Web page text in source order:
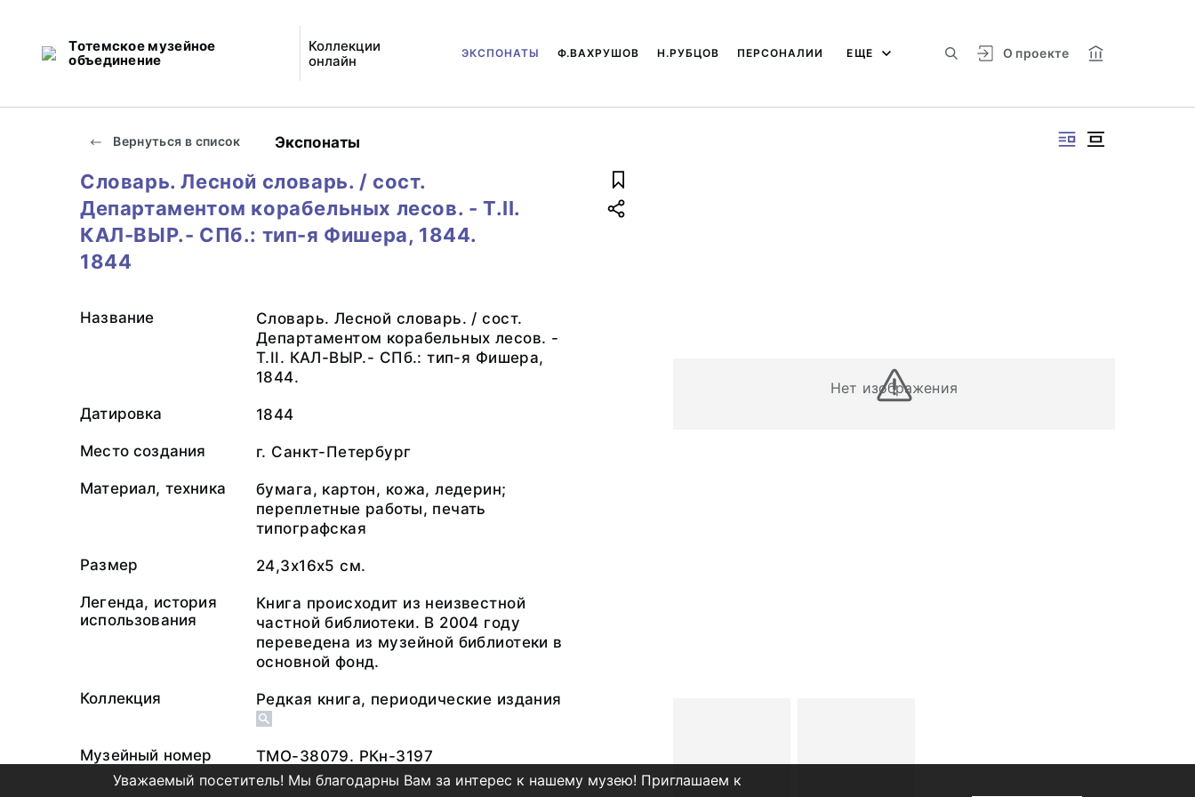
Тотемское музейное
объединение
Коллекции
онлайн
О проекте
ЭКСПОНАТЫ Ф.ВАХРУШОВ Н.РУБЦОВ ПЕРСОНАЛИИ ЕЩЕ
Вернуться в список Экспонаты
Нет изображения
Словарь. Лесной словарь. / сост.
Департаментом корабельных лесов. - Т.II.
КАЛ-ВЫР.- СПб.: тип-я Фишера, 1844.
1844
Название
Словарь. Лесной словарь. / сост.
Департаментом корабельных лесов. -
Т.II. КАЛ-ВЫР.- СПб.: тип-я Фишера,
1844.
Датировка 1844
Место создания г. Санкт-Петербург
Материал, техника
бумага, картон, кожа, ледерин;
переплетные работы, печать
типографская
Размер 24,3х16х5 см.
Легенда, история
использования
Книга происходит из неизвестной
частной библиотеки. В 2004 году
переведена из музейной библиотеки в
основной фонд.
Коллекция Редкая книга, периодические издания
Музейный номер
ТМО-38079. РКн-3197
Уважаемый посетитель! Мы благодарны Вам за интерес к нашему музею! Приглашаем к